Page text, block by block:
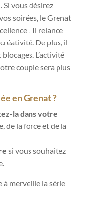
Si vous désirez
soirées, le Grenat
! Il relance
De plus, il
L’activité
couple sera plus
en Grenat ?
la dans votre
de la force et de la
si vous souhaitez
à merveille la série